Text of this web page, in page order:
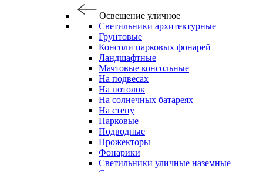
Освещение уличное
Светильники архитектурные
Грунтовые
Консоли парковых фонарей
Ландшафтные
Мачтовые консольные
На подвесах
На потолок
На солнечных батареях
На стену
Парковые
Подводные
Прожекторы
Фонарики
Светильники уличные наземные